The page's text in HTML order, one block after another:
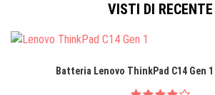
VISTI DI RECENTE
Batteria Lenovo ThinkPad C14 Gen 1